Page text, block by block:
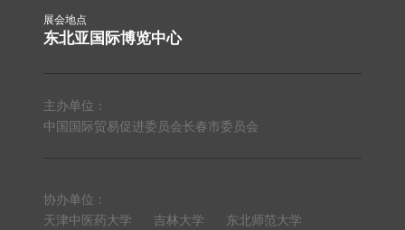
展会地点
东北亚国际博览中心
主办单位：
中国国际贸易促进委员会长春市委员会
协办单位：
天津中医药大学
吉林大学
东北师范大学